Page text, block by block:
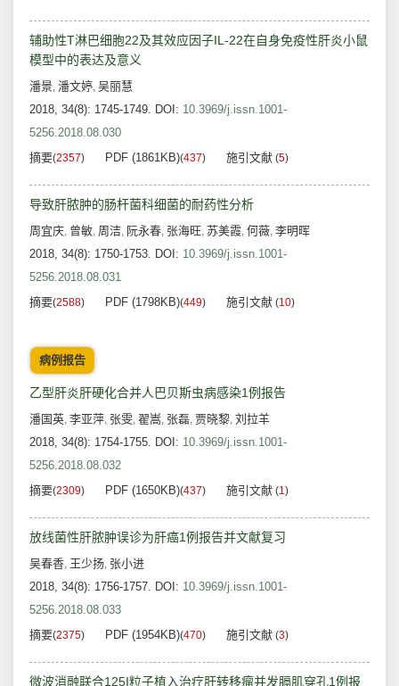
辅助性T淋巴细胞22及其效应因子IL-22在自身免疫性肝炎小鼠
模型中的表达及意义
潘景, 潘文婷, 吴丽慧
2018, 34(8): 1745-1749. DOI: 10.3969/j.issn.1001-
5256.2018.08.030
摘要(2357) PDF (1861KB)(437) 施引文献 (5)
导致肝脓肿的肠杆菌科细菌的耐药性分析
周宜庆, 曾敏, 周洁, 阮永春, 张海旺, 苏美霞, 何薇, 李明晖
2018, 34(8): 1750-1753. DOI: 10.3969/j.issn.1001-
5256.2018.08.031
摘要(2588) PDF (1798KB)(449) 施引文献 (10)
病例报告
乙型肝炎肝硬化合并人巴贝斯虫病感染1例报告
潘国英, 李亚萍, 张雯, 翟嵩, 张磊, 贾晓黎, 刘拉羊
2018, 34(8): 1754-1755. DOI: 10.3969/j.issn.1001-
5256.2018.08.032
摘要(2309) PDF (1650KB)(437) 施引文献 (1)
放线菌性肝脓肿误诊为肝癌1例报告并文献复习
吴春香, 王少扬, 张小进
2018, 34(8): 1756-1757. DOI: 10.3969/j.issn.1001-
5256.2018.08.033
摘要(2375) PDF (1954KB)(470) 施引文献 (3)
微波消融联合125I粒子植入治疗肝转移瘤并发膈肌穿孔1例报